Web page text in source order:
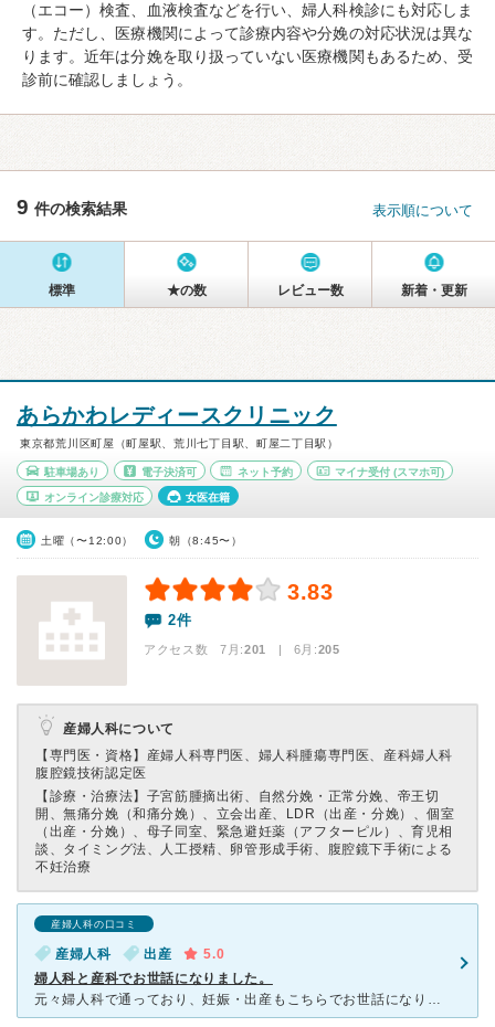
（エコー）検査、血液検査などを行い、婦人科検診にも対応しま
す。ただし、医療機関によって診療内容や分娩の対応状況は異な
ります。近年は分娩を取り扱っていない医療機関もあるため、受
診前に確認しましょう。
9 件の検索結果 表示順について
標準 ★の数 レビュー数 新着・更新
あらかわレディースクリニック
東京都荒川区町屋（町屋駅、荒川七丁目駅、町屋二丁目駅）
駐車場あり 電子決済可 ネット予約 マイナ受付 (スマホ可)
オンライン診療対応 女医在籍
土曜（〜12:00） 朝（8:45〜）
3.83
2件
アクセス数 7月:201 | 6月:205
産婦人科について
【専門医・資格】 産婦人科専門医、婦人科腫瘍専門医、産科婦人科
腹腔鏡技術認定医
【診療・治療法】 子宮筋腫摘出術、自然分娩・正常分娩、帝王切
開、無痛分娩（和痛分娩）、立会出産、LDR（出産・分娩）、個室
（出産・分娩）、母子同室、緊急避妊薬（アフターピル）、育児相
談、タイミング法、人工授精、卵管形成手術、腹腔鏡下手術による
不妊治療
産婦人科の口コミ
産婦人科 出産
5.0
婦人科と産科でお世話になりました。
元々婦人科で通っており、妊娠・出産もこちらでお世話になりました。 個室かつ食事が美味しいと聞いてこちらを選びましたが、結果、大正解でした。 予約をするので待ち時間は長くないです。 妊婦健診で